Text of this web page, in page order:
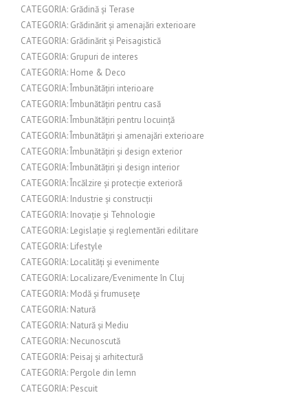
CATEGORIA: Grădină și Terase
CATEGORIA: Grădinărit și amenajări exterioare
CATEGORIA: Grădinărit și Peisagistică
CATEGORIA: Grupuri de interes
CATEGORIA: Home & Deco
CATEGORIA: Îmbunătățiri interioare
CATEGORIA: Îmbunătățiri pentru casă
CATEGORIA: Îmbunătățiri pentru locuință
CATEGORIA: Îmbunătățiri și amenajări exterioare
CATEGORIA: Îmbunătățiri și design exterior
CATEGORIA: Îmbunătățiri și design interior
CATEGORIA: Încălzire și protecție exterioră
CATEGORIA: Industrie și construcții
CATEGORIA: Inovație și Tehnologie
CATEGORIA: Legislație și reglementări edilitare
CATEGORIA: Lifestyle
CATEGORIA: Localități și evenimente
CATEGORIA: Localizare/Evenimente în Cluj
CATEGORIA: Modă și frumusețe
CATEGORIA: Natură
CATEGORIA: Natură și Mediu
CATEGORIA: Necunoscută
CATEGORIA: Peisaj și arhitectură
CATEGORIA: Pergole din lemn
CATEGORIA: Pescuit